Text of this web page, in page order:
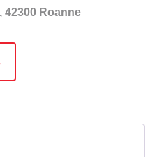
42300 Roanne